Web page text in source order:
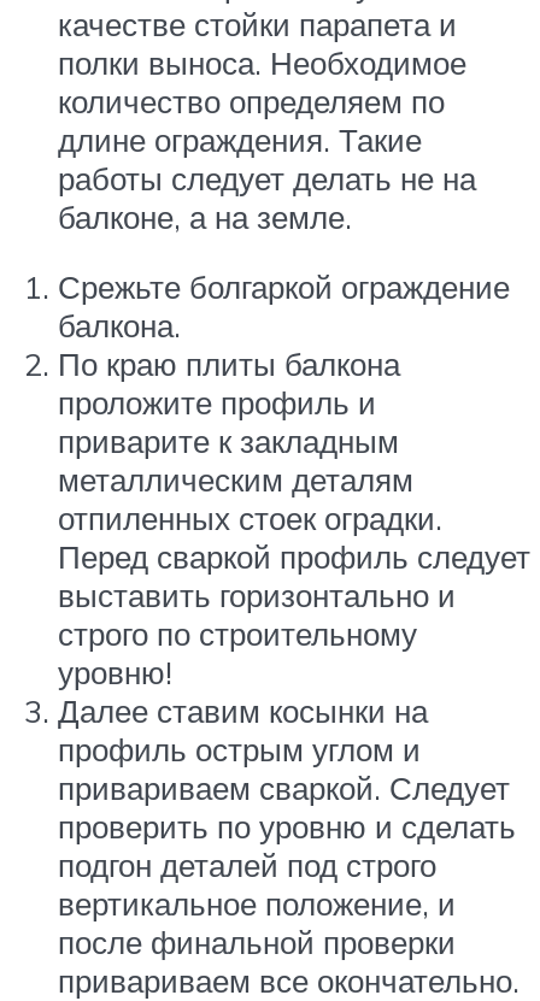
качестве стойки парапета и
полки выноса. Необходимое
количество определяем по
длине ограждения. Такие
работы следует делать не на
балконе, а на земле.
Срежьте болгаркой ограждение
балкона.
По краю плиты балкона
проложите профиль и
приварите к закладным
металлическим деталям
отпиленных стоек оградки.
Перед сваркой профиль следует
выставить горизонтально и
строго по строительному
уровню!
Далее ставим косынки на
профиль острым углом и
привариваем сваркой. Следует
проверить по уровню и сделать
подгон деталей под строго
вертикальное положение, и
после финальной проверки
привариваем все окончательно.